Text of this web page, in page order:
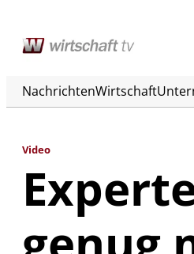
NachrichtenWirtschaft
Video